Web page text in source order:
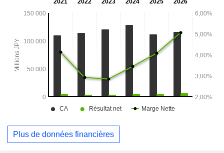
Plus de données financières